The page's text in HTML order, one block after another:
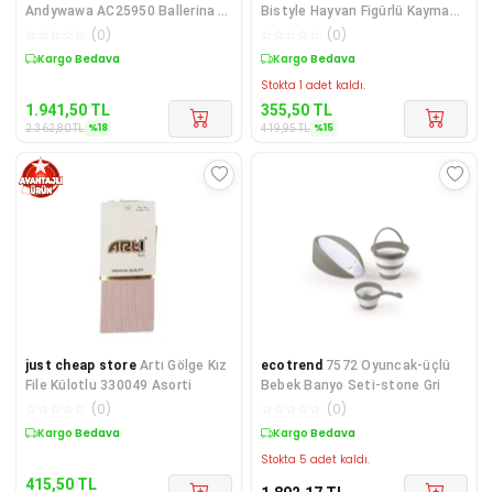
Andywawa AC25950 Ballerina 5
Parça Hastane Çıkışı Ekru
(0)
Sepette %18 İndirim
1.941,50 TL
2.362,80TL %18
Bistyle Hayvan Figürlü Kaymaz
Soket Çorap 2'Li BS10104
(0)
Sepette %15 İndirim
Stokta 1 adet kaldı.
355,50 TL
419,95TL %15
just cheap store Artı Gölge Kız
File Külotlu 330049 Asorti
(0)
Sepette %16 İndirim
415,50 TL
ecotrend 7572 Oyuncak-üçlü
Bebek Banyo Seti-stone Gri
(0)
Kargo Bedava
Stokta 5 adet kaldı.